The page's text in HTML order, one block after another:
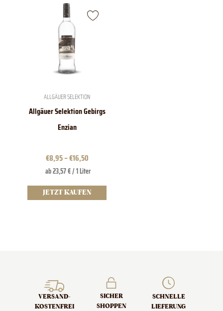
ALLGÄUER SELEKTION
Allgäuer Selektion Gebirgs
Enzian
€8,95–€16,50
ab 23,57 € / 1 Liter
JETZT KAUFEN
Dieses
Produkt
weist
Varianten
auf.
Die
Optionen
können
der
gewählt
VERSAND­
KOSTENFREI
SICHER
SHOPPEN
SCHNELLE
LIEFERUNG